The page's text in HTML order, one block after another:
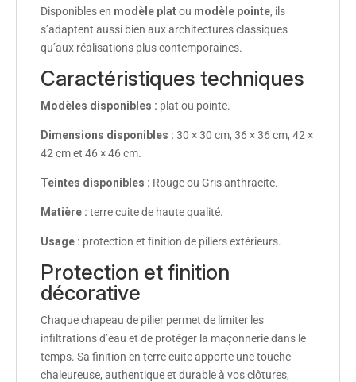
Disponibles en modèle platou modèle pointe, ils
s’adaptent aussi bien aux architectures classiques
qu’aux réalisations plus contemporaines.
Caractéristiques techniques
Modèles disponibles : plat ou pointe.
Dimensions disponibles : 30 × 30 cm, 36 × 36 cm, 42 ×
42 cm et 46 × 46 cm.
Teintes disponibles : Rouge ou Gris anthracite.
Matière : terre cuite de haute qualité.
Usage : protection et finition de piliers extérieurs.
Protection et finition
décorative
Chaque chapeau de pilier permet de limiter les
infiltrations d’eau et de protéger la maçonnerie dans le
temps. Sa finition en terre cuite apporte une touche
chaleureuse, authentique et durable à vos clôtures,